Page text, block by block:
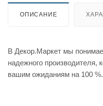
ОПИСАНИЕ
В Декор.Маркет мы
надежного производителя,
вашим ожиданиям на 100